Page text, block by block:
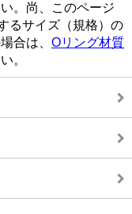
。尚、このページ
るサイズ（規格）の
合は、 Oリング材質
。